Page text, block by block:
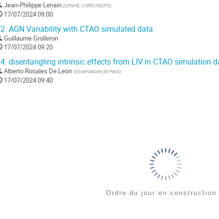
Jean-Philippe Lenain (LPNHE, CNRS/IN2P3)
17/07/2024 09:00
AGN Variability with CTAO simulated data
Guillaume Grolleron
17/07/2024 09:20
disentangling intrinsic effects from LIV in CTAO simulation
Alberto Rosales De Leon (Observatoire de Paris)
17/07/2024 09:40
Ordre du jour en